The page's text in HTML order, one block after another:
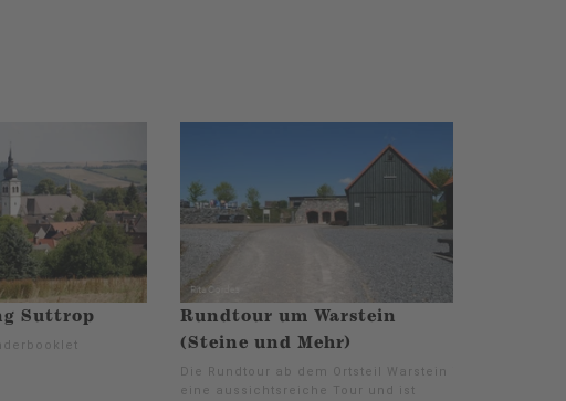
Suttrop
Rundtour um Warstein
(Steine und Mehr)
Die Rundtour ab dem Ortsteil Warstein ist
eine aussichtsreiche Tour und ist